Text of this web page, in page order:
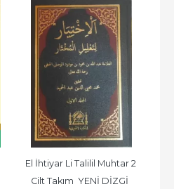
El İhtiyar Li Talilil Muhtar 2
Cilt Takım  YENİ DİZGİ